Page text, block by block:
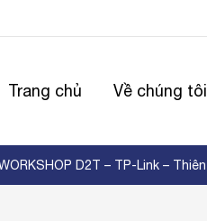
Trang chủ Về chúng tôi